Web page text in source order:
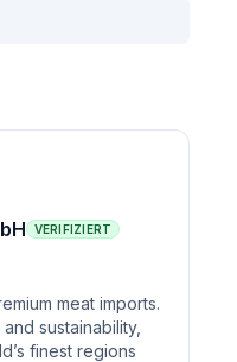
VERIFIZIERT
meat imports.
sustainability,
finest regions